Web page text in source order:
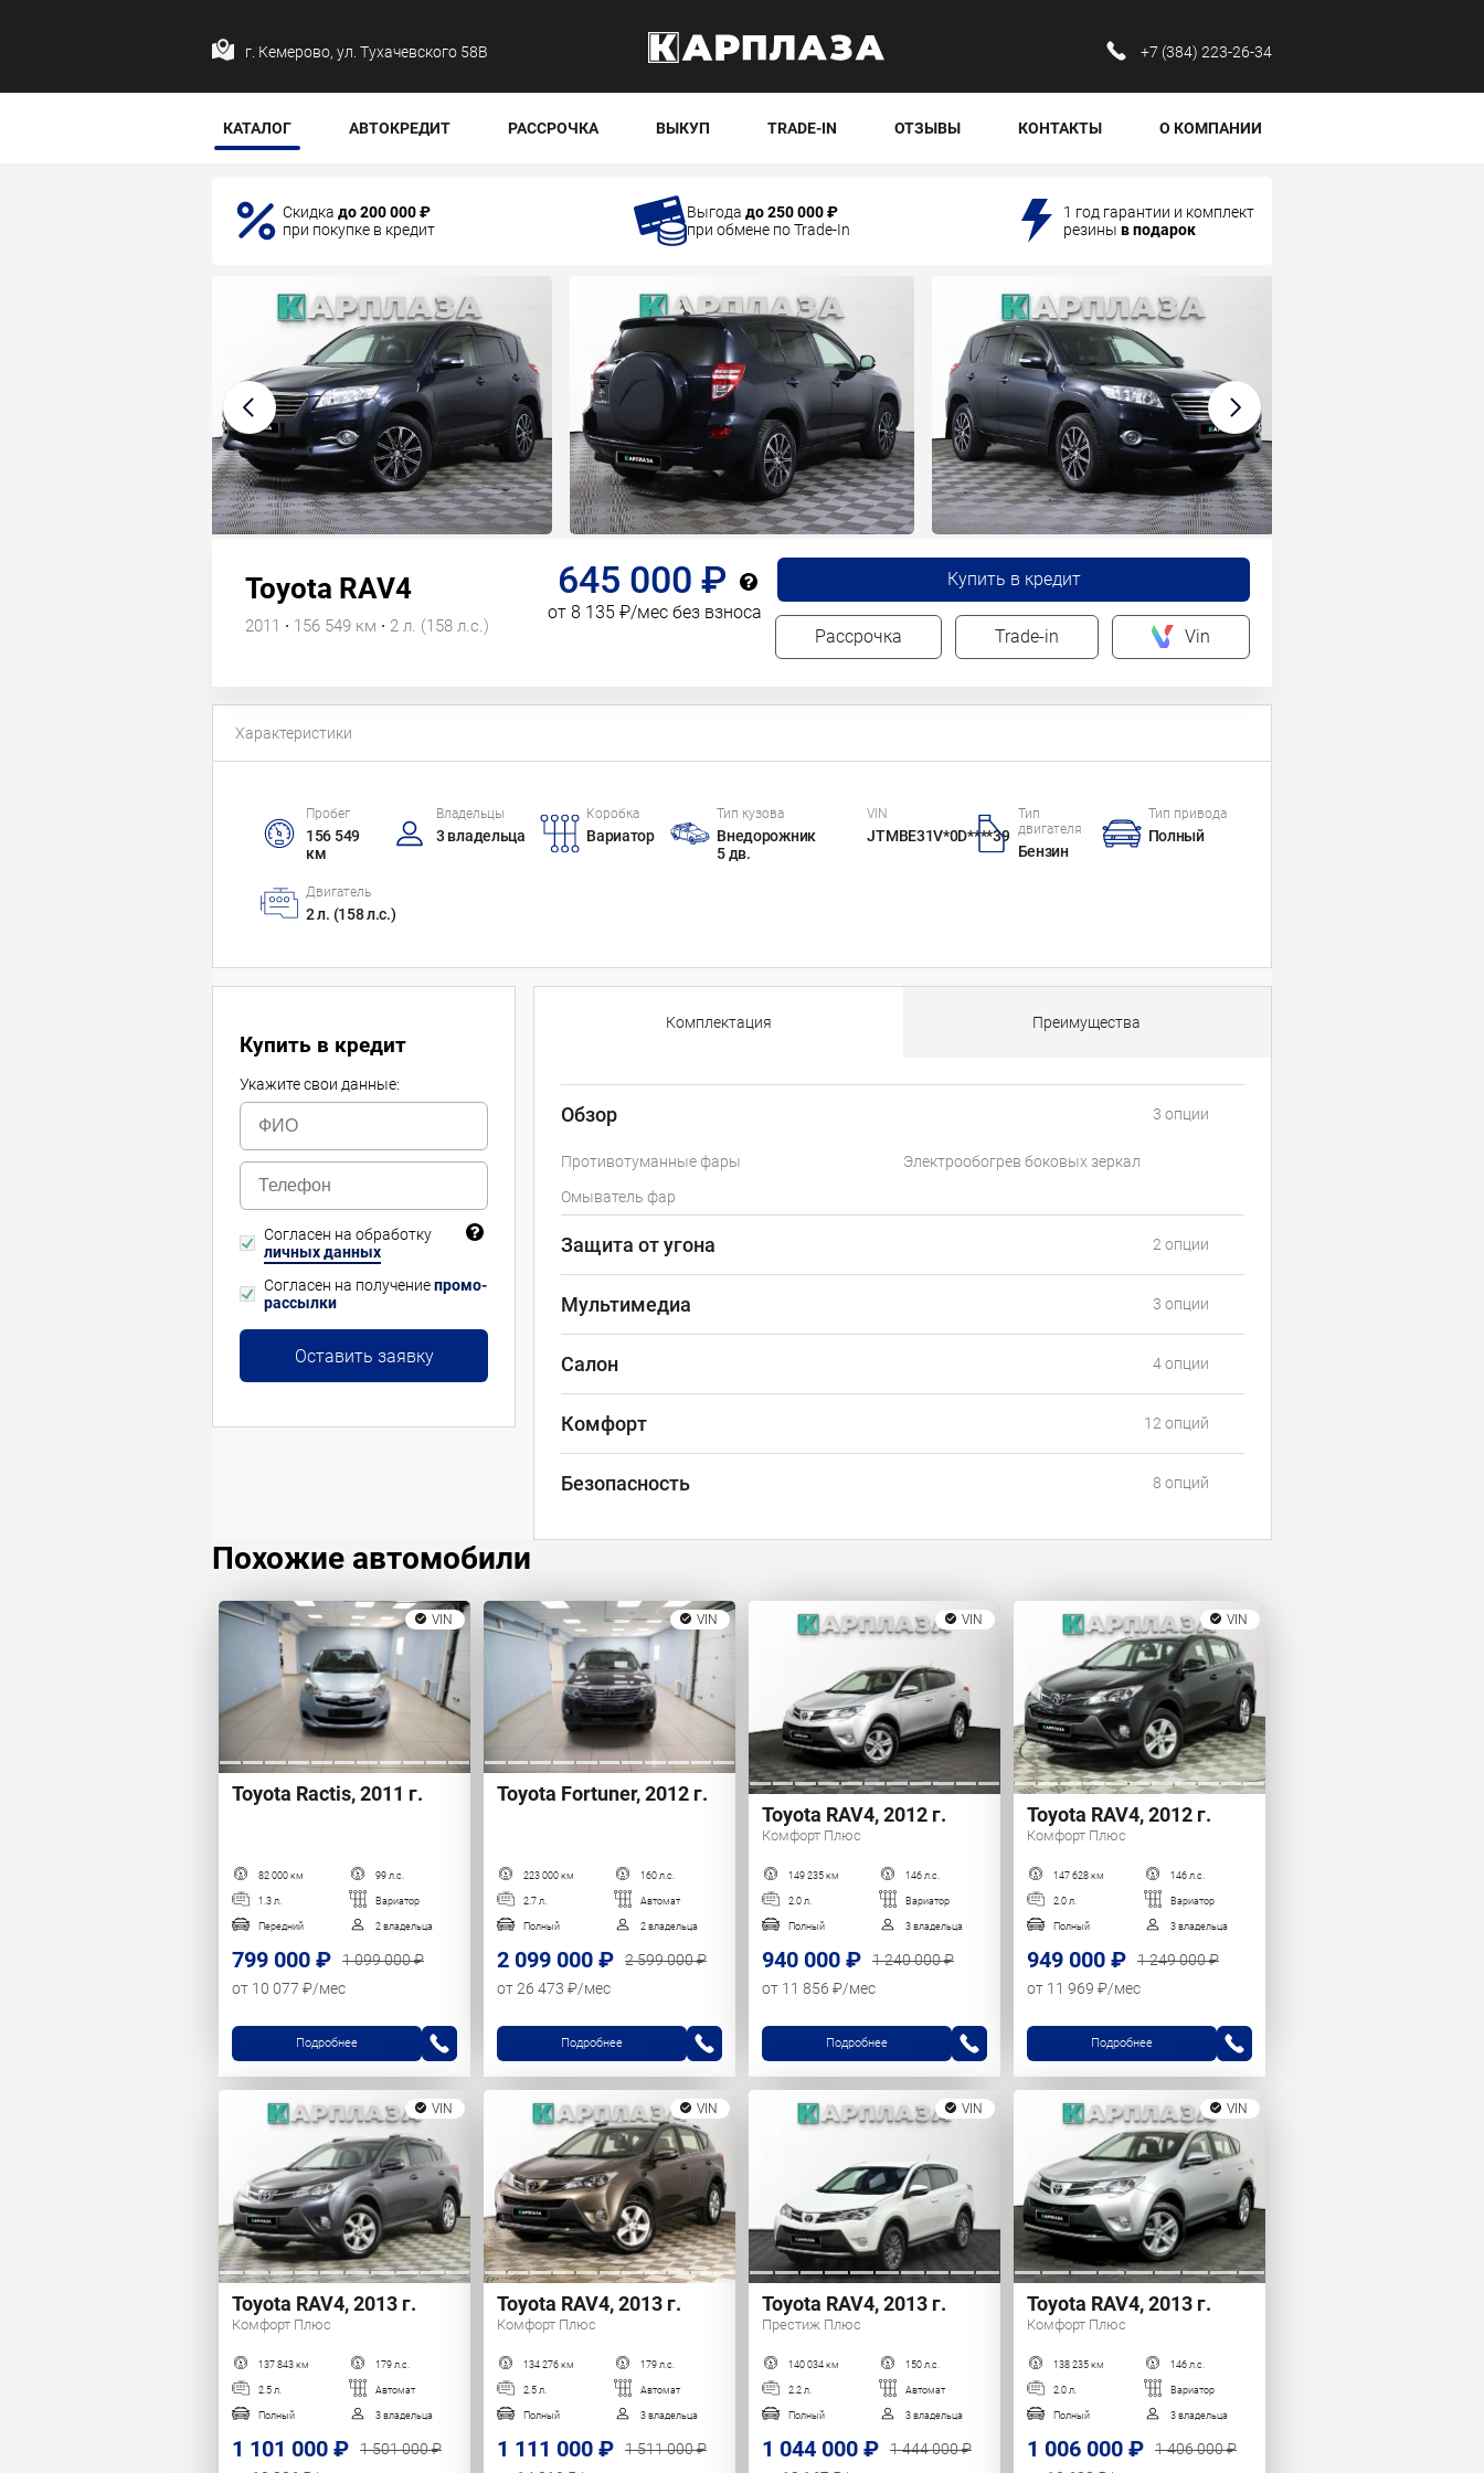
г. Кемерово, ул. Тухачевского 58В ‪+7 (384) 223-26-34‬
КАТАЛОГ АВТОКРЕДИТ РАССРОЧКА ВЫКУП TRADE-IN ОТЗЫВЫ КОНТАКТЫ О КОМПАНИИ
Скидка до 200 000 ₽
при покупке в кредит
Выгода до 250 000 ₽
при обмене по Trade-In
1 год гарантии и комплект
резины в подарок
Toyota RAV4
2011 · 156 549 км · 2 л. (158 л.с.)
Купить в кредит
Рассрочка Trade-in Vin
645 000 ₽
от 8 135 ₽/мес без взноса
Характеристики
Пробег
156 549
км
Владельцы
3 владельца
Коробка
Вариатор
Тип кузова
Внедорожник
5 дв.
VIN
JTMBE31V*0D****39
Тип
двигателя
Бензин
Тип привода
Полный
Двигатель
2 л. (158 л.с.)
Комплектация Преимущества
Обзор 3 опции
Противотуманные фары
Электрообогрев боковых зеркал
Омыватель фар
Защита от угона 2 опции
Мультимедиа 3 опции
Салон 4 опции
Комфорт 12 опций
Безопасность 8 опций
Купить в кредит
Укажите свои данные:
Согласен на обработку
личных данных
Согласен на получениепромо-
рассылки
Оставить заявку
Похожие автомобили
VIN
Toyota Ractis, 2011 г.
82 000 км 99 л.с.
1.3 л. Вариатор
Передний 2 владельца
799 000 ₽
1 099 000 ₽
от 10 077 ₽/мес
Подробнее
VIN
Toyota Fortuner, 2012 г.
223 000 км 160 л.с.
2.7 л. Автомат
Полный 2 владельца
2 099 000 ₽
2 599 000 ₽
от 26 473 ₽/мес
Подробнее
VIN
Toyota RAV4, 2012 г.
Комфорт Плюс
149 235 км 146 л.с.
2.0 л. Вариатор
Полный 3 владельца
940 000 ₽
1 240 000 ₽
от 11 856 ₽/мес
Подробнее
VIN
Toyota RAV4, 2012 г.
Комфорт Плюс
147 628 км 146 л.с.
2.0 л. Вариатор
Полный 3 владельца
949 000 ₽
1 249 000 ₽
от 11 969 ₽/мес
Подробнее
VIN
Toyota RAV4, 2013 г.
Комфорт Плюс
137 843 км 179 л.с.
2.5 л. Автомат
Полный 3 владельца
1 101 000 ₽
1 501 000 ₽
VIN
Toyota RAV4, 2013 г.
Комфорт Плюс
134 276 км 179 л.с.
2.5 л. Автомат
Полный 3 владельца
1 111 000 ₽
1 511 000 ₽
VIN
Toyota RAV4, 2013 г.
Престиж Плюс
140 034 км 150 л.с.
2.2 л. Автомат
Полный 3 владельца
1 044 000 ₽
1 444 000 ₽
VIN
Toyota RAV4, 2013 г.
Комфорт Плюс
138 235 км 146 л.с.
2.0 л. Вариатор
Полный 3 владельца
1 006 000 ₽
1 406 000 ₽